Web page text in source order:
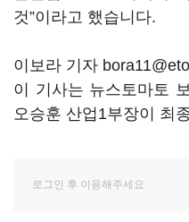
것”이라고 했습니다.
이보라 기자
이 기사는 뉴스토마토
오승훈 산업1부장이 최